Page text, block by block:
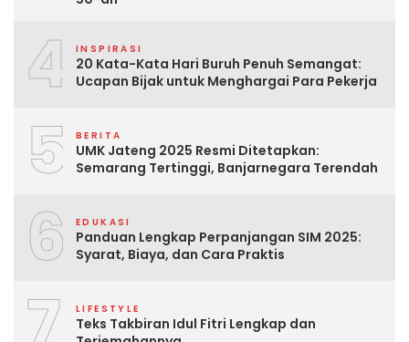
4 INSPIRASI
20 Kata-Kata Hari Buruh Penuh Semangat:
Ucapan Bijak untuk Menghargai Para Pekerja
5 BERITA
UMK Jateng 2025 Resmi Ditetapkan:
Semarang Tertinggi, Banjarnegara Terendah
6 EDUKASI
Panduan Lengkap Perpanjangan SIM 2025:
Syarat, Biaya, dan Cara Praktis
LIFESTYLE
Teks Takbiran Idul Fitri Lengkap dan